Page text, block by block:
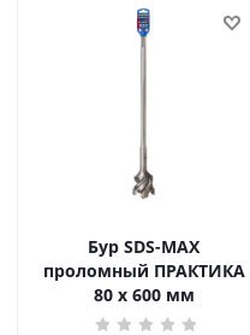
Бур SDS-MAX
проломный ПРАКТИКА
80 х 600 мм